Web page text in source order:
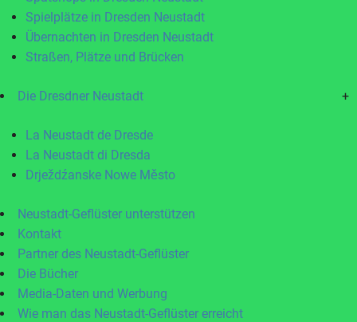
Spielplätze in Dresden Neustadt
Übernachten in Dresden Neustadt
Straßen, Plätze und Brücken
Die Dresdner Neustadt +
La Neustadt de Dresde
La Neustadt di Dresda
Drježdźanske Nowe Město
Neustadt-Geflüster unterstützen
Kontakt
Partner des Neustadt-Geflüster
Die Bücher
Media-Daten und Werbung
Wie man das Neustadt-Geflüster erreicht